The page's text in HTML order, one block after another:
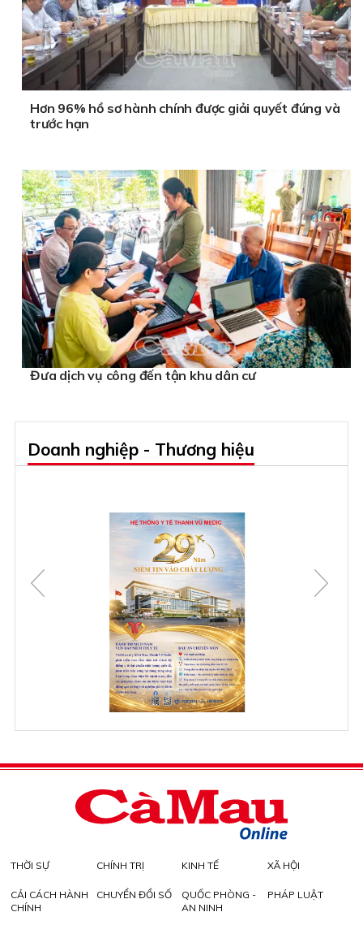
Hơn 96% hồ sơ hành chính được giải quyết đúng và
trước hạn
Đưa dịch vụ công đến tận khu dân cư
Doanh nghiệp - Thương hiệu
THỜI SỰ CHÍNH TRỊ KINH TẾ XÃ HỘI
CẢI CÁCH HÀNH
CHÍNH
CHUYỂN ĐỔI SỐ
QUỐC PHÒNG -
AN NINH
PHÁP LUẬT